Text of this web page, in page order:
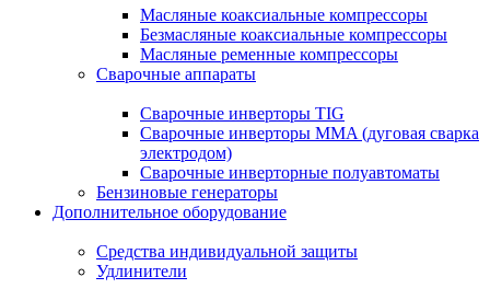
Масляные коаксиальные компрессоры
Безмасляные коаксиальные компрессоры
Масляные ременные компрессоры
Сварочные аппараты
Сварочные инверторы TIG
Сварочные инверторы MMA (дуговая сварка
электродом)
Сварочные инверторные полуавтоматы
Бензиновые генераторы
Дополнительное оборудование
Средства индивидуальной защиты
Удлинители